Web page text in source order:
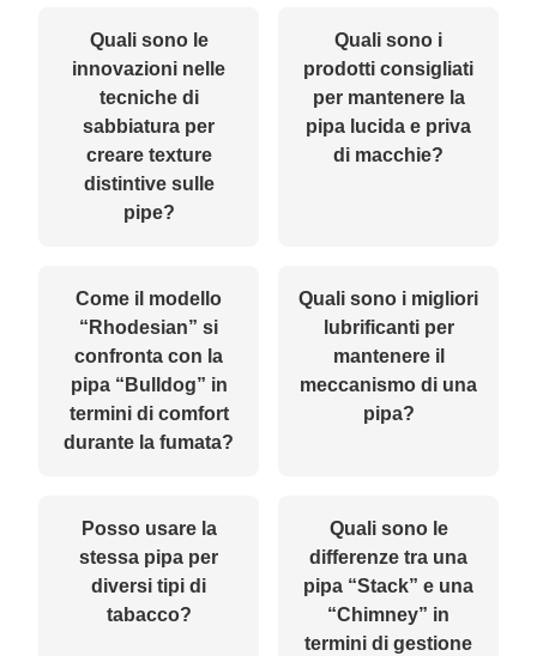
Quali sono le
innovazioni nelle
tecniche di
sabbiatura per
creare texture
distintive sulle
pipe?
Quali sono i
prodotti consigliati
per mantenere la
pipa lucida e priva
di macchie?
Come il modello
“Rhodesian” si
confronta con la
pipa “Bulldog” in
termini di comfort
durante la fumata?
Quali sono i migliori
lubrificanti per
mantenere il
meccanismo di una
pipa?
Posso usare la
stessa pipa per
diversi tipi di
tabacco?
Quali sono le
differenze tra una
pipa “Stack” e una
“Chimney” in
termini di gestione